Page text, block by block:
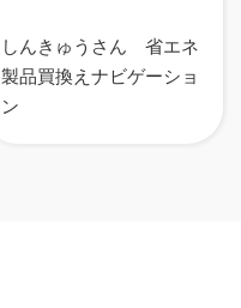
しんきゅうさん 省エネ
製品買換えナビゲーショ
ン